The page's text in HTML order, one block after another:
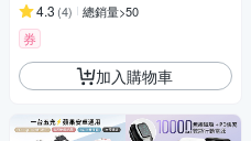
4.3 (4) 總銷量>50
券
加入購物車